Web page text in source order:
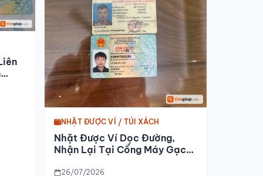
NHẶT ĐƯỢC VÍ / TÚI XÁCH
Nhặt Được Ví Dọc Đường,
Nhận Lại Tại Cổng Máy Gạch
26/07/2026